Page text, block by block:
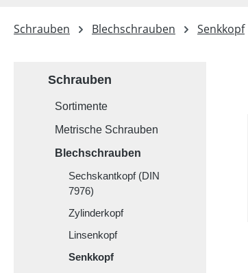
Schrauben Blechschrauben Senkkopf
Schrauben
Sortimente
Metrische Schrauben
Blechschrauben
Sechskantkopf (DIN
7976)
Zylinderkopf
Linsenkopf
Senkkopf